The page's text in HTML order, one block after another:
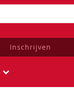
accept the privacy
Inschrijven